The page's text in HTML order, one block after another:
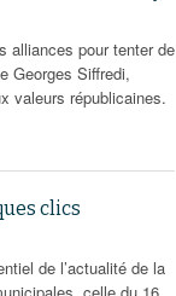
alliances pour tenter de
Georges Siffredi,
valeurs républicaines.
clics
de l’actualité de la